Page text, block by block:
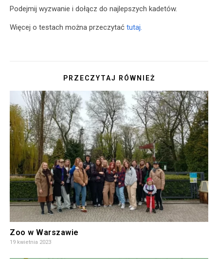
Podejmij wyzwanie i dołącz do najlepszych kadetów.
Więcej o testach można przeczytać tutaj.
PRZECZYTAJ RÓWNIEŻ
Zoo w Warszawie
19 kwietnia 2023